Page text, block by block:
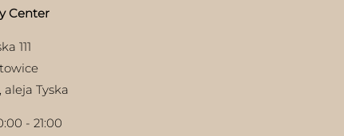
Center
111
Tyska
- 21:00